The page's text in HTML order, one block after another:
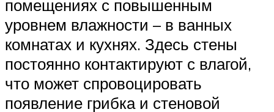
помещениях с повышенным
уровнем влажности – в ванных
комнатах и кухнях. Здесь стены
постоянно контактируют с влагой,
что может спровоцировать
появление грибка и стеновой